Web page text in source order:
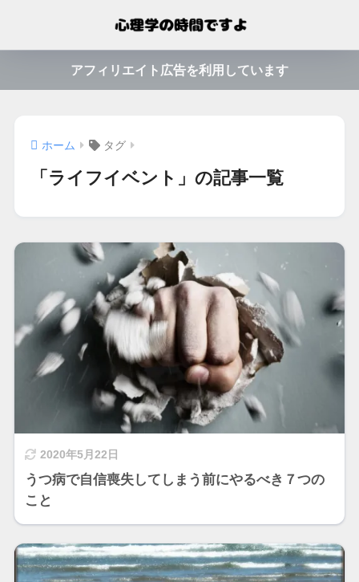
アフィリエイト広告を利用しています
ホーム タグ
「ライフイベント」の記事一覧
2020年5月22日
うつ病で自信喪失してしまう前にやるべき７つの
こと